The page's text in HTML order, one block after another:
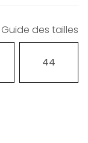
Guide des tailles
44